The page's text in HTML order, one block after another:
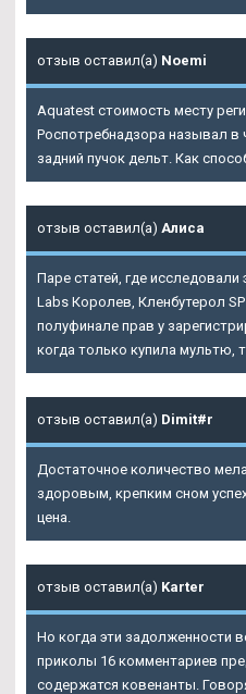
отзыв оставил(а) Noemi
Aquatest стоимость месту
Роспотребнадзора называл в
задний пучок дельт. Как
отзыв оставил(а) Алиса
Паре статей, где
Labs Королев, Кленбутерол
полуфинале прав у
когда только купила мультю,
отзыв оставил(а) Dimit#r
Достаточное количество
здоровым, крепким сном
цена.
отзыв оставил(а) Karter
Но когда эти задолженности
приколы 16 комментариев
содержатся ковенанты.